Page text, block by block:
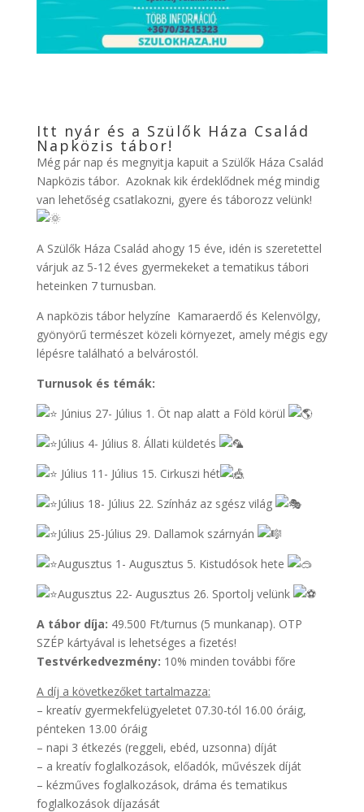
Itt nyár és a Szülők Háza Család
Napközis tábor!
Még pár nap és megnyitja kapuit a Szülők Háza Család
Napközis tábor. Azoknak kik érdeklődnek még mindig
van lehetőség csatlakozni, gyere és táborozz velünk!
A Szülők Háza Család ahogy 15 éve, idén is szeretettel
várjuk az 5-12 éves gyermekeket a tematikus tábori
heteinken 7 turnusban.
A napközis tábor helyzíne Kamaraerdő és Kelenvölgy,
gyönyörű természet közeli környezet, amely mégis egy
lépésre található a belvárostól.
Turnusok és témák:
Június 27- Július 1. Öt nap alatt a Föld körül
Július 4- Július 8. Állati küldetés
Július 11- Július 15. Cirkuszi hét
Július 18- Július 22. Színház az sgész világ
Július 25-Július 29. Dallamok szárnyán
Augusztus 1- Augusztus 5. Kistudósok hete
Augusztus 22- Augusztus 26. Sportolj velünk
A tábor díja: 49.500 Ft/turnus (5 munkanap). OTP
SZÉP kártyával is lehetséges a fizetés!
Testvérkedvezmény: 10% minden további főre
A díj a következőket tartalmazza:
– kreatív gyermekfelügyeletet 07.30-tól 16.00 óráig,
pénteken 13.00 óráig
– napi 3 étkezés (reggeli, ebéd, uzsonna) díját
– a kreatív foglalkozások, előadók, művészek díját
– kézműves foglalkozások, dráma és tematikus
foglalkozások díjazását